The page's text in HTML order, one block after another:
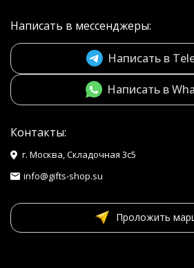
Написать в мессенджеры:
Написать в
Написать в
Контакты:
г. Москва, Складочная 3с5
info@gifts-shop.su
Проложить